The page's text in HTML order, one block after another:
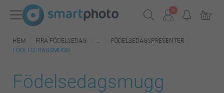
HEM FIRA FÖDELSEDAG
FÖDELSEDAGSPRESENTER
FÖDELSEDAGSMUGG
Födelsedagsmugg